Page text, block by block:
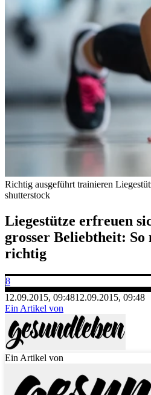
Richtig ausgeführt trainieren
shutterstock
Liegestütze erfreuen
grosser Beliebtheit: So
richtig
8
12.09.2015, 09:4812.09.2015, 09:48
Ein Artikel von
Ein Artikel von